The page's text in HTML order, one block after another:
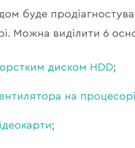
буде
Можна виділити 6
диском HDD;
на процесорі
;